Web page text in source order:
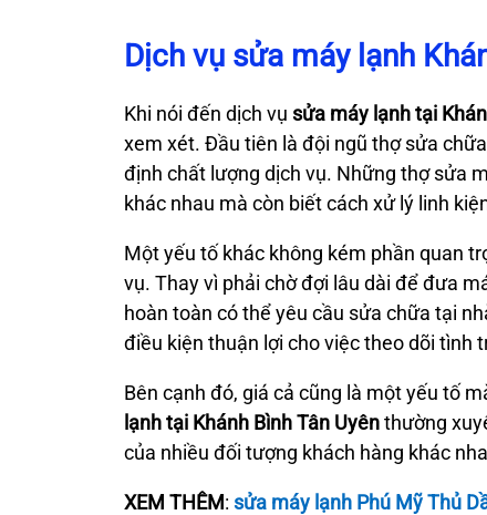
Dịch vụ sửa máy lạnh
Khi nói đến dịch vụ sửa máy lạnhtại
xem xét. Đầu tiên là đội ngũ thợ sửa
định chất lượng dịch vụ. Những thợ sửa
khác nhau mà còn biết cách xử lý linh
Một yếu tố khác không kém phần quan
vụ. Thay vì phải chờ đợi lâu dài để đưa
hoàn toàn có thể yêu cầu sửa chữa tại
điều kiện thuận lợi cho việc theo dõi tình
Bên cạnh đó, giá cả cũng là một yếu tố
lạnh tại Khánh Bình Tân Uyênthường
của nhiều đối tượng khách hàng khác
XEM THÊM: sửa máy lạnh Phú Mỹ Thủ